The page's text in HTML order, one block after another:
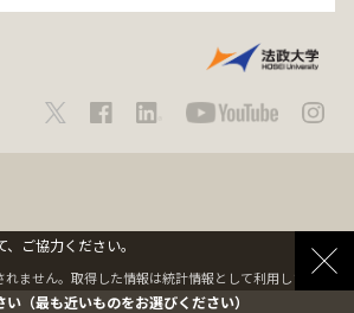
ご協力ください。
ません。取得した情報は統計情報として利用します。
（最も近いものをお選びください）